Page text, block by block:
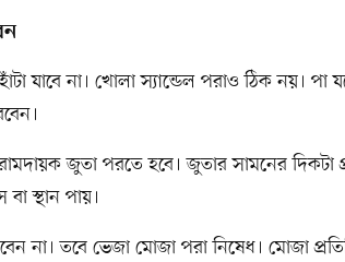
যাবে না। খোলা স্যান্ডেল পরাও ঠিক নয়। পা
জুতা পরতে হবে। জুতার সামনের দিকটা
স্থান পায়।
না। তবে ভেজা মোজা পরা নিষেধ। মোজা